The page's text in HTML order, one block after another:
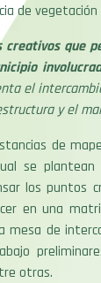
de vegetación
creativos
el
y el
de
se
los puntos
en una
mesa de
otras.